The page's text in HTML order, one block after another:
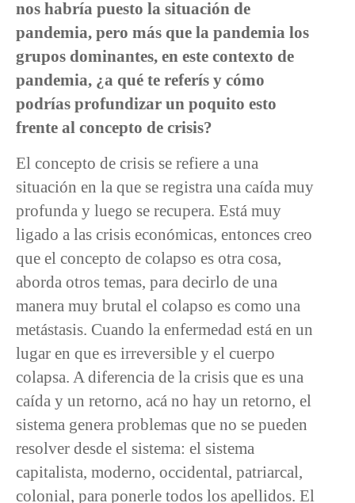
nos habría puesto la situación de
pandemia, pero más que la pandemia los
grupos dominantes, en este contexto de
pandemia, ¿a qué te referís y cómo
podrías profundizar un poquito esto
frente al concepto de crisis?
El concepto de crisis se refiere a una
situación en la que se registra una caída muy
profunda y luego se recupera. Está muy
ligado a las crisis económicas, entonces creo
que el concepto de colapso es otra cosa,
aborda otros temas, para decirlo de una
manera muy brutal el colapso es como una
metástasis. Cuando la enfermedad está en un
lugar en que es irreversible y el cuerpo
colapsa. A diferencia de la crisis que es una
caída y un retorno, acá no hay un retorno, el
sistema genera problemas que no se pueden
resolver desde el sistema: el sistema
capitalista, moderno, occidental, patriarcal,
colonial, para ponerle todos los apellidos. El